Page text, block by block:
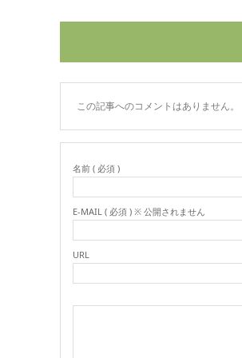
この記事へのコメントはありません。
名前 ( 必須 )
E-MAIL ( 必須 ) ※ 公開されません
URL